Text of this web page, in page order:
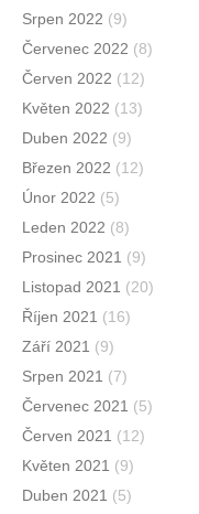
Srpen 2022 (9)
Červenec 2022 (8)
Červen 2022 (12)
Květen 2022 (13)
Duben 2022 (9)
Březen 2022 (12)
Únor 2022 (5)
Leden 2022 (8)
Prosinec 2021 (9)
Listopad 2021 (20)
Říjen 2021 (16)
Září 2021 (9)
Srpen 2021 (7)
Červenec 2021 (5)
Červen 2021 (12)
Květen 2021 (9)
Duben 2021 (5)